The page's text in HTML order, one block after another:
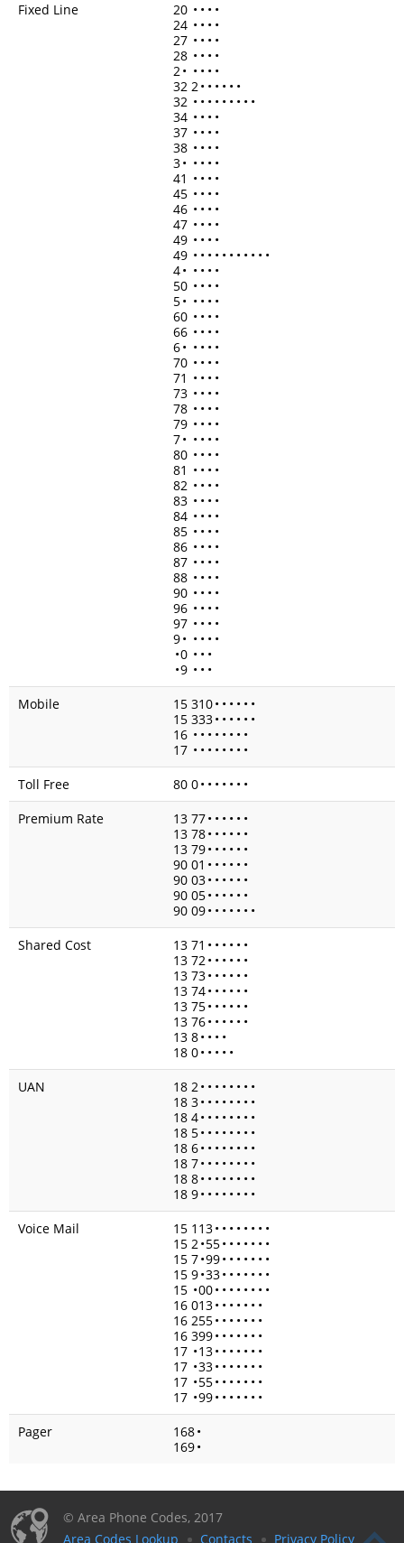
Fixed Line
20 • • • •
24 • • • •
27 • • • •
28 • • • •
2• • • • •
32 2• • • • • •
32 • • • • • • • • •
34 • • • •
37 • • • •
38 • • • •
3• • • • •
41 • • • •
45 • • • •
46 • • • •
47 • • • •
49 • • • •
49 • • • • • • • • • • •
4• • • • •
50 • • • •
5• • • • •
60 • • • •
66 • • • •
6• • • • •
70 • • • •
71 • • • •
73 • • • •
78 • • • •
79 • • • •
7• • • • •
80 • • • •
81 • • • •
82 • • • •
83 • • • •
84 • • • •
85 • • • •
86 • • • •
87 • • • •
88 • • • •
90 • • • •
96 • • • •
97 • • • •
9• • • • •
•0 • • •
•9 • • •
Mobile
15 310• • • • • •
15 333• • • • • •
16 • • • • • • • •
17 • • • • • • • •
Toll Free
80 0• • • • • • •
Premium Rate
13 77• • • • • •
13 78• • • • • •
13 79• • • • • •
90 01 • • • • • •
90 03• • • • • •
90 05• • • • • •
90 09• • • • • • •
Shared Cost
13 71 • • • • • •
13 72• • • • • •
13 73• • • • • •
13 74• • • • • •
13 75• • • • • •
13 76• • • • • •
13 8• • • •
18 0• • • • •
UAN
18 2• • • • • • • •
18 3• • • • • • • •
18 4• • • • • • • •
18 5• • • • • • • •
18 6• • • • • • • •
18 7• • • • • • • •
18 8• • • • • • • •
18 9• • • • • • • •
Voice Mail
15 113• • • • • • • •
15 2•55• • • • • • •
15 7•99• • • • • • •
15 9•33• • • • • • •
15 •00• • • • • • • •
16 013• • • • • • •
16 255• • • • • • •
16 399• • • • • • •
17 •13• • • • • • •
17 •33• • • • • • •
17 •55• • • • • • •
17 •99• • • • • • •
Pager
168•
169•
© Area Phone Codes, 2017
Area Codes Lookup
Contacts Privacy Policy